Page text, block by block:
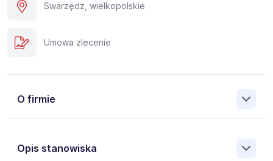
Swarzędz, wielkopolskie
Umowa zlecenie
O firmie
Opis stanowiska